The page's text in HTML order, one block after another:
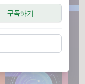
구독하기